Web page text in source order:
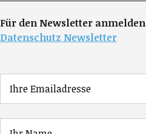
Für den Newsletter anmelden
Datenschutz Newsletter